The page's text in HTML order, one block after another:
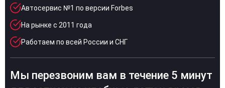
Автосервис №1 по версии Forbes
На рынке с 2011 года
Работаем по всей России и СНГ
Мы перезвоним вам в течение 5 минут